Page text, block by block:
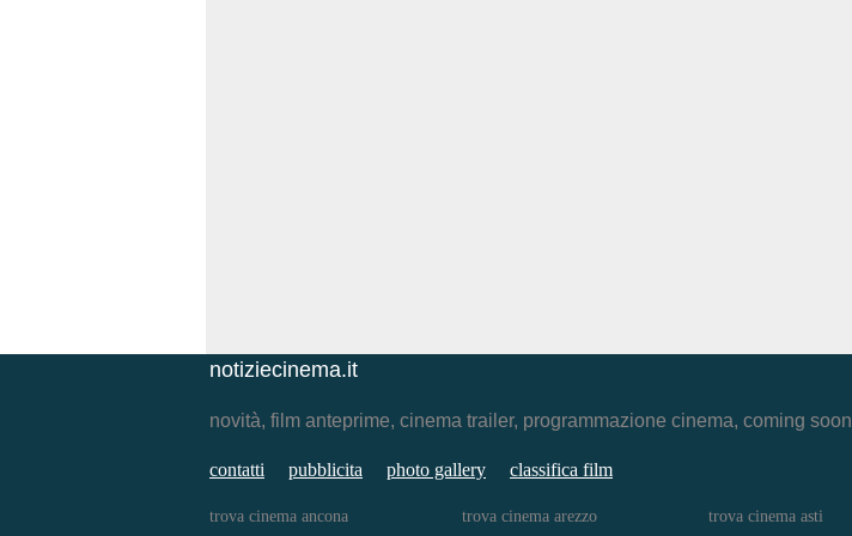
notiziecinema.it
novità, film anteprime, cinema trailer, programmazione cinema, coming soon
contatti pubblicita photo gallery classifica film
trova cinema ancona trova cinema arezzo trova cinema asti